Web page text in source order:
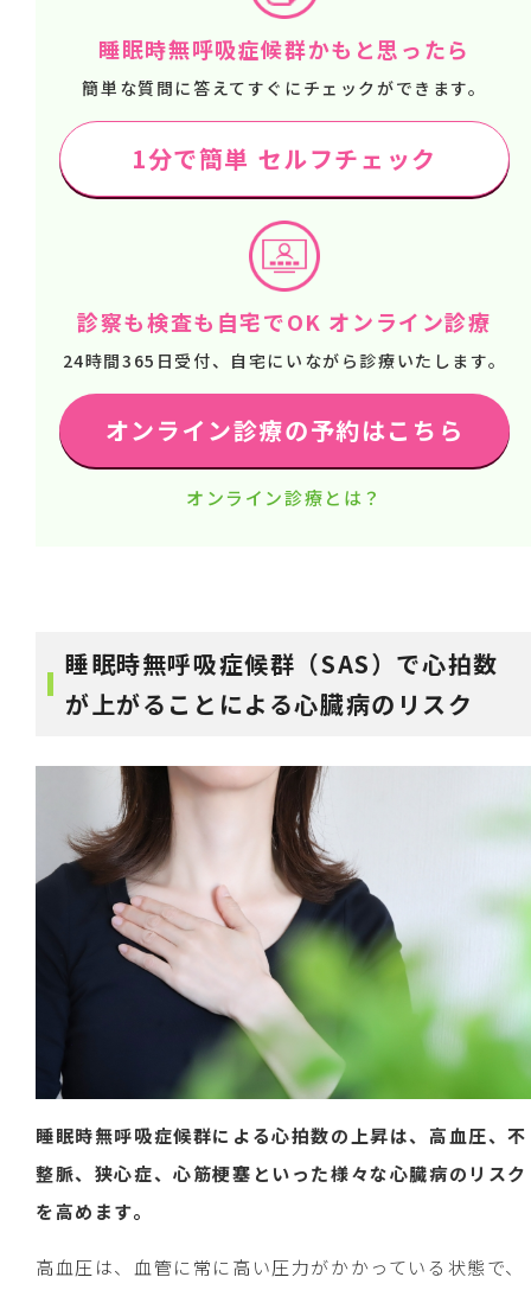
睡眠時無呼吸症候群かもと思ったら
簡単な質問に答えてすぐにチェックができます。
1分で簡単 セルフチェック
診察も検査も自宅でOK オンライン診療
24時間365日受付、自宅にいながら診療いたします。
オンライン診療の予約はこちら
オンライン診療とは？
睡眠時無呼吸症候群（SAS）で心拍数
が上がることによる心臓病のリスク
睡眠時無呼吸症候群による心拍数の上昇は、高血圧、不
整脈、狭心症、心筋梗塞といった様々な心臓病のリスク
を高めます。
高血圧は、血管に常に高い圧力がかかっている状態で、